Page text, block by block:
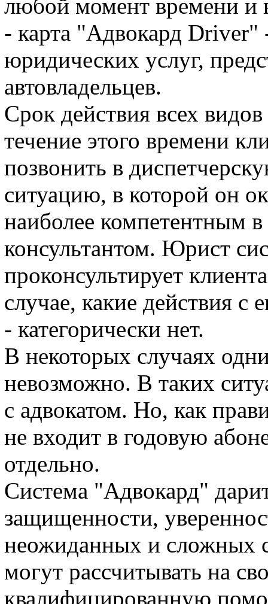
любой момент времени и
- карта "Адвокард Driver"
юридических услуг,
автовладельцев.
Срок действия всех
течение этого времени
позвонить в
ситуацию, в которой он
наиболее компетентным
консультантом. Юрист
проконсультирует
случае, какие действия с
- категорически нет.
В некоторых случаях
невозможно. В таких
с адвокатом. Но, как
не входит в годовую
отдельно.
Система "Адвокард"
защищенности,
неожиданных и сложных
могут рассчитывать на
квалифицированную